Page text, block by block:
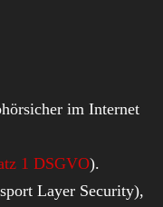
im Internet
1 DSGVO).
Layer Security),